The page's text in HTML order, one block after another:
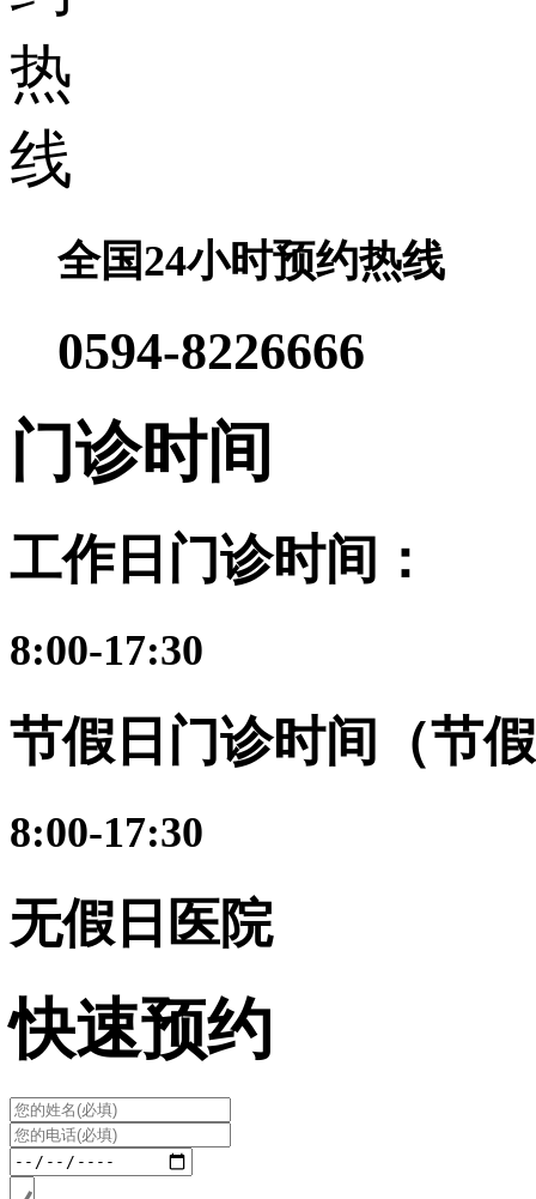
全国24小时预约热线
0594-8226666
门诊时间
工作日门诊时间：
8:00-17:30
节假日门诊时间（节
8:00-17:30
无假日医院
快速预约